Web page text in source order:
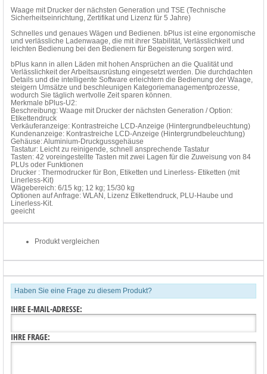
Waage mit Drucker der nächsten Generation und TSE (Technische
Sicherheitseinrichtung, Zertifikat und Lizenz für 5 Jahre)
Schnelles und genaues Wägen und Bedienen. bPlus ist eine ergonomische
und verlässliche Ladenwaage, die mit ihrer Stabilität, Verlässlichkeit und
leichten Bedienung bei den Bedienern für Begeisterung sorgen wird.
bPlus kann in allen Läden mit hohen Ansprüchen an die Qualität und
Verlässlichkeit der Arbeitsausrüstung eingesetzt werden. Die durchdachten
Details und die intelligente Software erleichtern die Bedienung der Waage,
steigern Umsätze und beschleunigen Kategoriemanagementprozesse,
wodurch Sie täglich wertvolle Zeit sparen können.
Merkmale bPlus-U2:
Beschreibung: Waage mit Drucker der nächsten Generation / Option:
Etikettendruck
Verkäuferanzeige: Kontrastreiche LCD-Anzeige (Hintergrundbeleuchtung)
Kundenanzeige: Kontrastreiche LCD-Anzeige (Hintergrundbeleuchtung)
Gehäuse: Aluminium-Druckgussgehäuse
Tastatur: Leicht zu reinigende, schnell ansprechende Tastatur
Tasten: 42 voreingestellte Tasten mit zwei Lagen für die Zuweisung von 84
PLUs oder Funktionen
Drucker : Thermodrucker für Bon, Etiketten und Linerless- Etiketten (mit
Linerless-Kit)
Wägebereich: 6/15 kg; 12 kg; 15/30 kg
Optionen auf Anfrage: WLAN, Lizenz Etikettendruck, PLU-Haube und
Linerless-Kit.
geeicht
Produkt vergleichen
Haben Sie eine Frage zu diesem Produkt?
IHRE E-MAIL-ADRESSE:
IHRE FRAGE: